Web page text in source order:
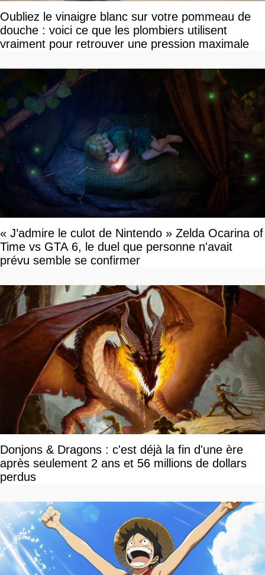
Oubliez le vinaigre blanc sur votre pommeau de
douche : voici ce que les plombiers utilisent
vraiment pour retrouver une pression maximale
« J’admire le culot de Nintendo » Zelda Ocarina of
Time vs GTA 6, le duel que personne n'avait
prévu semble se confirmer
Donjons & Dragons : c'est déjà la fin d'une ère
après seulement 2 ans et 56 millions de dollars
perdus